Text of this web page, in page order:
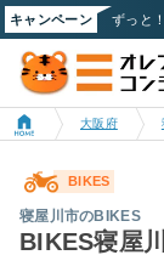
キャンペーン
大阪府
BIKES
寝屋川市のBIKES
BIKES寝屋